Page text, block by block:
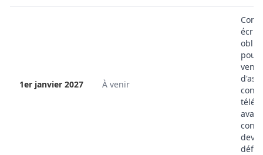
1er janvier 2027 À venir
écrite
pour
vente